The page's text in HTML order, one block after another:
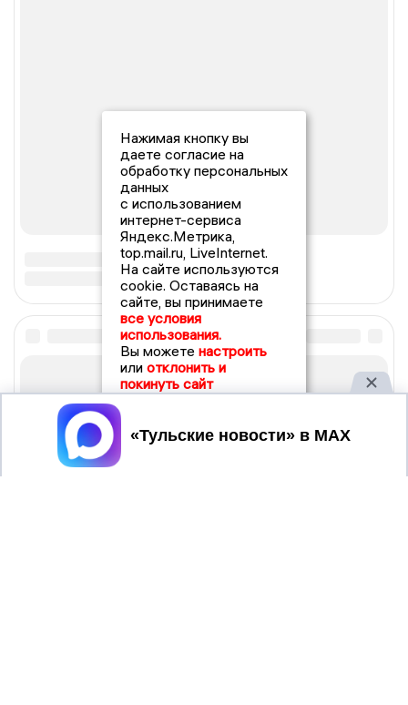
Нажимая кнопку вы
даете согласие на
обработку персональных
данных
с использованием
интернет-сервиса
Яндекс.Метрика,
top.mail.ru, LiveInternet.
На сайте используются
cookie. Оставаясь на
сайте, вы принимаете
все условия
использования.
Вы можете настроить
или отклонить и
покинуть сайт
Принять